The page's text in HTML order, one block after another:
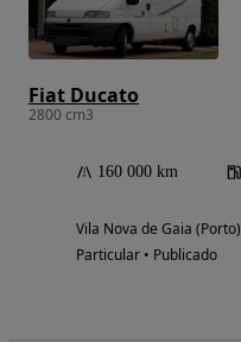
Fiat Ducato
2800 cm3
160 000 km
Vila Nova de Gaia (Porto)
Particular • Publicado